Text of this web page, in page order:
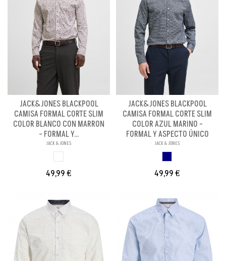
JACK&JONES BLACKPOOL
CAMISA FORMAL CORTE SLIM
COLOR BLANCO CON MARRON
- FORMAL Y...
JACK & JONES
49,99 €
JACK&JONES BLACKPOOL
CAMISA FORMAL CORTE SLIM
COLOR AZUL MARINO -
FORMAL Y ASPECTO ÚNICO
JACK & JONES
49,99 €